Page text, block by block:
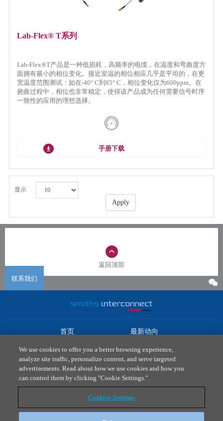
Lab-Flex® T系列
Lab-Flex®T产品是一种低损耗，高频率的电缆，在温度和弯曲度方
面拥有最小的相位变化。接近室温的相位相应几乎是平坦的，在更
宽温度范围测试：如在-40° C到85° C，相位变化仅为600ppm。在
挠曲过程中，相位也非常稳定，使得该产品成为任何需要信号时序
一致性的应用的理想选择。
手册下载
显示
Apply
返回顶部
联系我们
首页
产品
最新动向
联系我们
法律政策
隐私政策
T: 0512 6273 1077
asiainfo@smithsconnectors.com
We use cookies to offer you a better browsing experience,
analyze site traffic, personalize content, and serve targeted
advertisements. Read about how we use cookies and how you
can control them by clicking "Cookie Settings."
Cookies Settings